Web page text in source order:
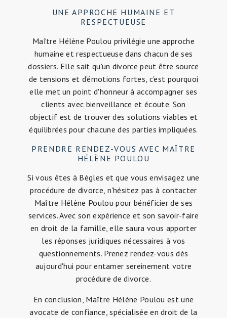
UNE APPROCHE HUMAINE ET
RESPECTUEUSE
Maître Hélène Poulou privilégie une approche
humaine et respectueuse dans chacun de ses
dossiers. Elle sait qu'un divorce peut être source
de tensions et d'émotions fortes, c'est pourquoi
elle met un point d'honneur à accompagner ses
clients avec bienveillance et écoute. Son
objectif est de trouver des solutions viables et
équilibrées pour chacune des parties impliquées.
PRENDRE RENDEZ-VOUS AVEC MAÎTRE
HÉLÈNE POULOU
Si vous êtes à Bègles et que vous envisagez une
procédure de divorce, n'hésitez pas à contacter
Maître Hélène Poulou pour bénéficier de ses
services. Avec son expérience et son savoir-faire
en droit de la famille, elle saura vous apporter
les réponses juridiques nécessaires à vos
questionnements. Prenez rendez-vous dès
aujourd'hui pour entamer sereinement votre
procédure de divorce.
En conclusion, Maître Hélène Poulou est une
avocate de confiance, spécialisée en droit de la